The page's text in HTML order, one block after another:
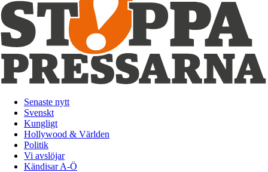
Senaste nytt
Svenskt
Kungligt
Hollywood & Världen
Politik
Vi avslöjar
Kändisar A-Ö